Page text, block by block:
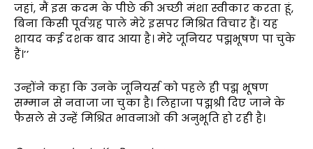
जहां, मैं इस कदम के पीछे की अच्छी मंशा स्वीकार करता हूं,
बिना किसी पूर्वग्रह पाले मेरे इसपर मिश्रित विचार हैं। यह
शायद कई दशक बाद आया है। मेरे जूनियर पद्मभूषण पा चुके
हैं।’’
उन्होंने कहा कि उनके जूनियर्स को पहले ही पद्म भूषण
सम्मान से नवाजा जा चुका है। लिहाजा पद्मश्री दिए जाने के
फैसले से उन्हें मिश्रित भावनाओं की अनुभूति हो रही है।